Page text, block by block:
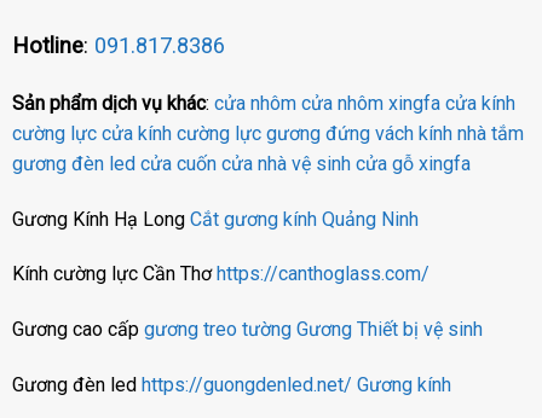
Hotline: 091.817.8386
Sản phẩm dịch vụ khác: cửa nhôm cửa nhôm xingfa cửa kính
cường lực cửa kính cường lực gương đứng vách kính nhà tắm
gương đèn led cửa cuốn cửa nhà vệ sinh cửa gỗ xingfa
Gương Kính Hạ Long Cắt gương kính Quảng Ninh
Kính cường lực Cần Thơ https://canthoglass.com/
Gương cao cấp gương treo tường Gương Thiết bị vệ sinh
Gương đèn led https://guongdenled.net/ Gương kính